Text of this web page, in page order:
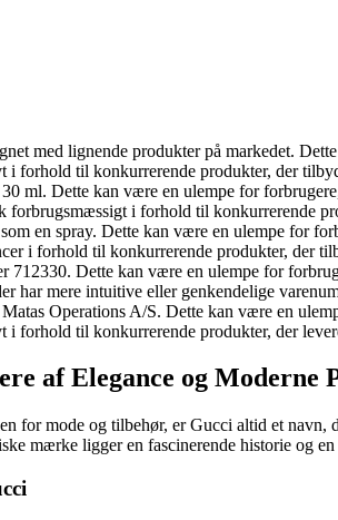
med lignende produkter på markedet.
i forhold til konkurrerende produkter, der
ml. Dette kan være en ulempe for
forbrugsmæssigt i forhold til konkurrerende
en spray. Dette kan være en ulempe for
i forhold til konkurrerende produkter, der
712330. Dette kan være en ulempe for
har mere intuitive eller genkendelige
Operations A/S. Dette kan være en
forhold til konkurrerende produkter, der
af Elegance og Moderne
for mode og tilbehør, er Gucci altid et navn,
mærke ligger en fascinerende historie og